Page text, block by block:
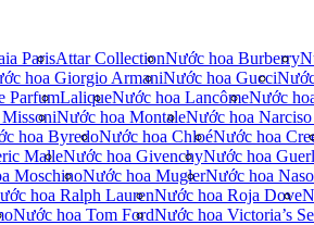
ParisAttar CollectionNước hoa Burberry
hoa Giorgio ArmaniNước hoa Gucci
ParfumLaliqueNước hoa LancômeNước
Nước hoa MontaleNước hoa
hoa ByredoNước hoa ChloéNước hoa
MalleNước hoa GivenchyNước hoa
MoschinoNước hoa MuglerNước hoa
hoa Ralph LaurenNước hoa Roja Dove
Nước hoa Tom FordNước hoa Victoria’s